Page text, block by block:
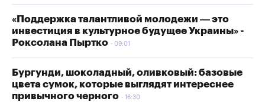
«Поддержка талантливой молодежи — это
инвестиция в культурное будущее Украины» -
Роксолана Пыртко
09:01
Бургунди, шоколадный, оливковый: базовые
цвета сумок, которые выглядят интереснее
привычного черного
16:30